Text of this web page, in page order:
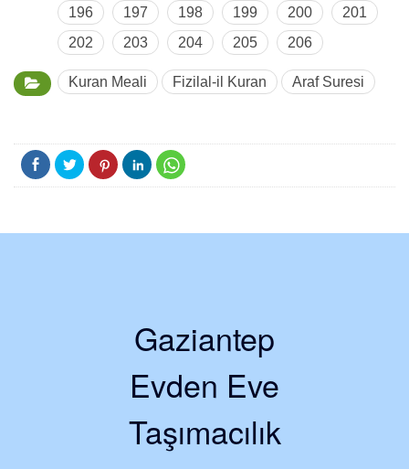
196
197 198 199 200
201
202
203 204 205 206
Kuran Meali Fizilal-il Kuran Araf Suresi
Gaziantep
Evden Eve
Taşımacılık